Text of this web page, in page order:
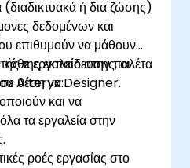
ή δια ζώσης)
δεδομένων και
επιθυμούν να μάθουν
εργαλείο στην παλέτα
Alteryx Designer.
της εκπαίδευσης, οι
θέση να:
και να
τα εργαλεία στην
ροές εργασίας στο